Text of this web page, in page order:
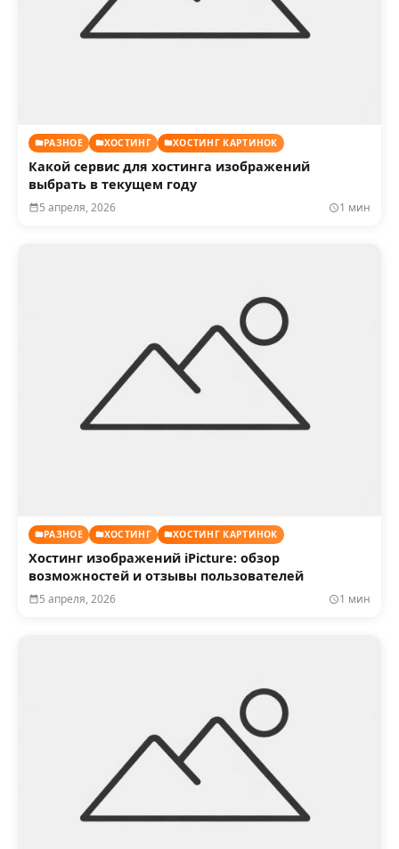
РАЗНОЕ ХОСТИНГ ХОСТИНГ КАРТИНОК
Какой сервис для хостинга изображений
выбрать в текущем году
5 апреля, 2026 1 мин
РАЗНОЕ ХОСТИНГ ХОСТИНГ КАРТИНОК
Хостинг изображений iPicture: обзор
возможностей и отзывы пользователей
5 апреля, 2026 1 мин